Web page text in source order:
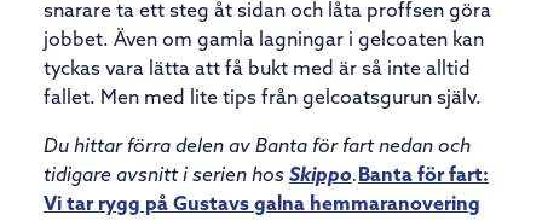
snarare ta ett steg åt sidan och låta proffsen göra
jobbet. Även om gamla lagningar i gelcoaten kan
tyckas vara lätta att få bukt med är så inte alltid
fallet. Men med lite tips från gelcoatsgurun själv.
Du hittar förra delen av Banta för fart nedan och
tidigare avsnitt i serien hos Skippo. Banta för fart:
Vi tar rygg på Gustavs galna hemmaranovering